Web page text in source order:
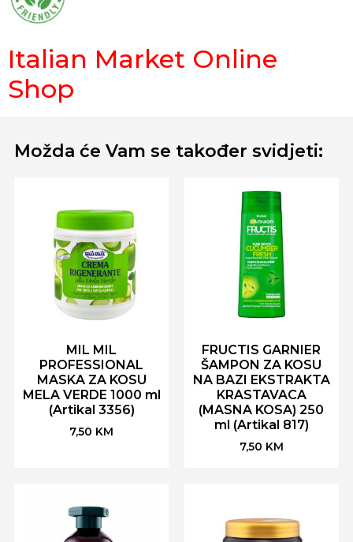
Italian Market Online
Shop
Možda će Vam se također svidjeti:
MIL MIL
PROFESSIONAL
MASKA ZA KOSU
MELA VERDE 1000 ml
(Artikal 3356)
7,50 KM
FRUCTIS GARNIER
ŠAMPON ZA KOSU
NA BAZI EKSTRAKTA
KRASTAVACA
(MASNA KOSA) 250
ml (Artikal 817)
7,50 KM